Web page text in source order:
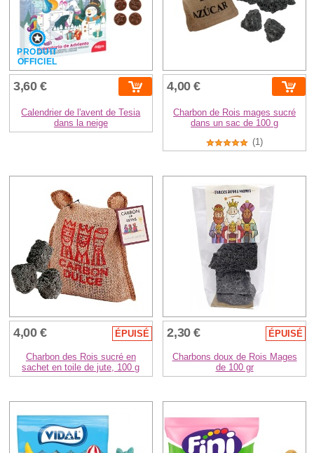
PRODUIT
OFFICIEL
3,60 €
Calendrier de l'avent de Tesia
dans la neige
4,00 €
Charbon de Rois mages sucré
dans un sac de 100 g
(1)
4,00 € ÉPUISÉ
Charbon des Rois sucré en
sachet en toile de jute, 100 g
2,30 € ÉPUISÉ
Charbons doux de Rois Mages
de 100 gr